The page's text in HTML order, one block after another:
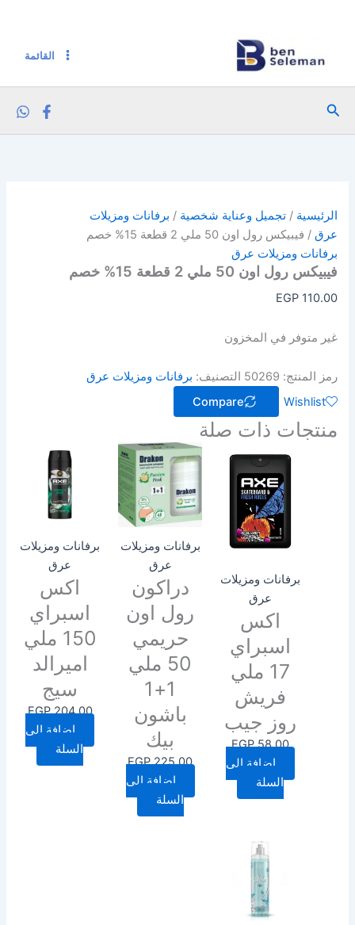
القائمة
البحث
الرئيسية /تجميل وعناية شخصية / برفانات ومزيلات
عرق / فيبيكس رول اون 50 ملي 2 قطعة 15% خصم
برفانات ومزيلات عرق
فيبيكس رول اون 50 ملي 2 قطعة 15% خصم
EGP110.00
غير متوفر في المخزون
رمز المنتج: 50269 التصنيف: برفانات ومزيلات عرق
Wishlist
Compare
منتجات ذات صلة
برفانات ومزيلات
عرق
اكس
اسبراي
17 ملي
فريش
روز جيب
EGP58.00
إضافة إلى
السلة
برفانات ومزيلات
عرق
دراكون
رول اون
حريمي
50 ملي
1+1
باشون
بيك
EGP225.00
إضافة إلى
السلة
برفانات ومزيلات
عرق
اكس
اسبراي
150 ملي
اميرالد
سيج
EGP204.00
إضافة إلى
السلة